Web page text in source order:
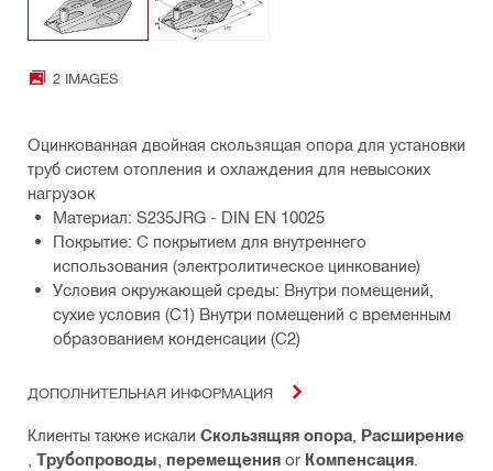
2 IMAGES
Оцинкованная двойная скользящая опора для установки
труб систем отопления и охлаждения для невысоких
нагрузок
Материал: S235JRG - DIN EN 10025
Покрытие: С покрытием для внутреннего
использования (электролитическое цинкование)
Условия окружающей среды: Внутри помещений,
сухие условия (C1) Внутри помещений с временным
образованием конденсации (C2)
ДОПОЛНИТЕЛЬНАЯ ИНФОРМАЦИЯ
Клиенты также искали Скользящяя опора Расширение
Трубопроводы перемещения or Компенсация